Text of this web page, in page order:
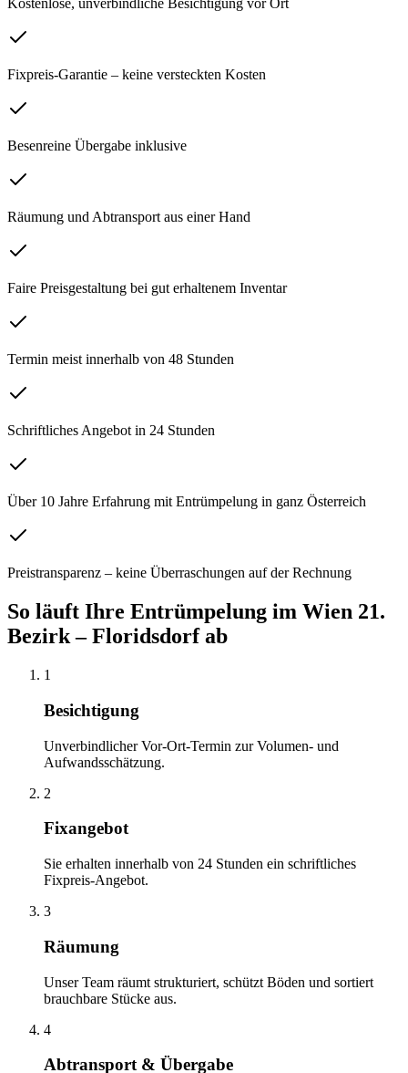
Kostenlose, unverbindliche Besichtigung vor Ort
Fixpreis-Garantie – keine versteckten Kosten
Besenreine Übergabe inklusive
Räumung und Abtransport aus einer Hand
Faire Preisgestaltung bei gut erhaltenem Inventar
Termin meist innerhalb von 48 Stunden
Schriftliches Angebot in 24 Stunden
Über 10 Jahre Erfahrung mit Entrümpelung in ganz Österreich
Preistransparenz – keine Überraschungen auf der Rechnung
So läuft Ihre Entrümpelung im Wien 21.
Bezirk – Floridsdorfab
1
Besichtigung
Unverbindlicher Vor-Ort-Termin zur Volumen- und
Aufwandsschätzung.
2
Fixangebot
Sie erhalten innerhalb von 24 Stunden ein schriftliches
Fixpreis-Angebot.
3
Räumung
Unser Team räumt strukturiert, schützt Böden und sortiert
brauchbare Stücke aus.
4
Abtransport & Übergabe